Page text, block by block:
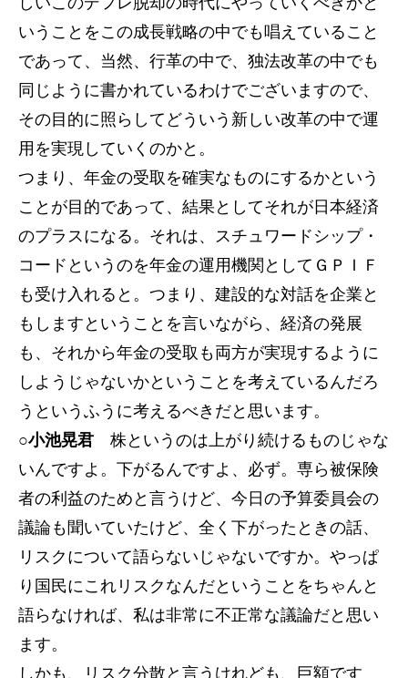
いうことをこの成長戦略の中でも唱えていること
であって、当然、行革の中で、独法改革の中でも
同じように書かれているわけでございますので、
その目的に照らしてどういう新しい改革の中で運
用を実現していくのかと。
つまり、年金の受取を確実なものにするかという
ことが目的であって、結果としてそれが日本経済
のプラスになる。それは、スチュワードシップ・
コードというのを年金の運用機関としてＧＰＩＦ
も受け入れると。つまり、建設的な対話を企業と
もしますということを言いながら、経済の発展
も、それから年金の受取も両方が実現するように
しようじゃないかということを考えているんだろ
うというふうに考えるべきだと思います。
○小池晃君 株というのは上がり続けるものじゃな
いんですよ。下がるんですよ、必ず。専ら被保険
者の利益のためと言うけど、今日の予算委員会の
議論も聞いていたけど、全く下がったときの話、
リスクについて語らないじゃないですか。やっぱ
り国民にこれリスクなんだということをちゃんと
語らなければ、私は非常に不正常な議論だと思い
ます。
しかも、リスク分散と言うけれども、巨額です